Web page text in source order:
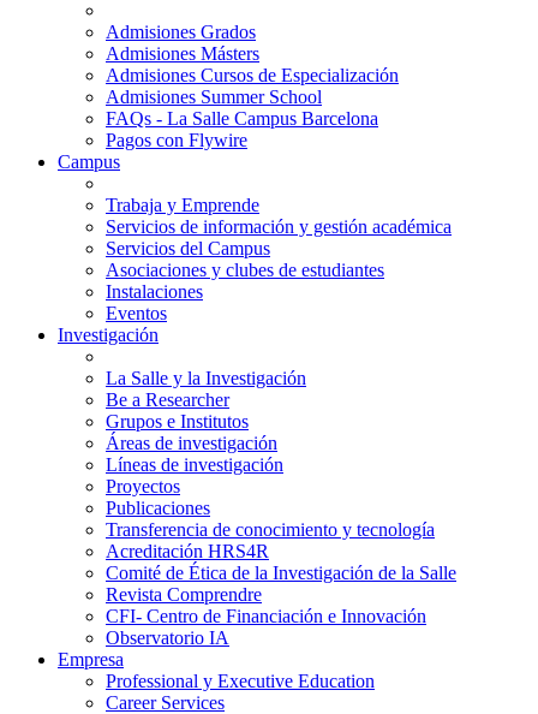
Admisiones Grados
Admisiones Másters
Admisiones Cursos de Especialización
Admisiones Summer School
FAQs - La Salle Campus Barcelona
Pagos con Flywire
Campus
Trabaja y Emprende
Servicios de información y gestión académica
Servicios del Campus
Asociaciones y clubes de estudiantes
Instalaciones
Eventos
Investigación
La Salle y la Investigación
Be a Researcher
Grupos e Institutos
Áreas de investigación
Líneas de investigación
Proyectos
Publicaciones
Transferencia de conocimiento y tecnología
Acreditación HRS4R
Comité de Ética de la Investigación de la Salle
Revista Comprendre
CFI- Centro de Financiación e Innovación
Observatorio IA
Empresa
Professional y Executive Education
Career Services